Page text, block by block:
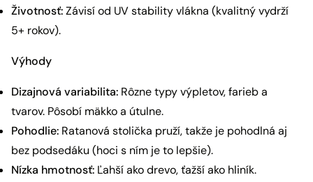
Životnosť:Závisí od UV stability vlákna (kvalitný vydrží
5+ rokov).
Výhody
Dizajnová variabilita: Rôzne typy výpletov, farieb a
tvarov. Pôsobí mäkko a útulne.
Pohodlie: Ratanová stolička pruží, takže je pohodlná aj
bez podsedáku (hoci s ním je to lepšie).
Nízka hmotnosť: Ľahší ako drevo, ťažší ako hliník.